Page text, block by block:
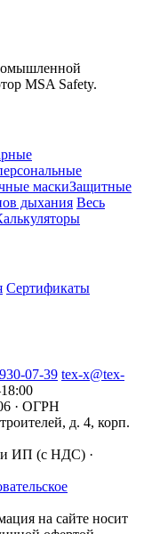
MSA Safety.
маскиЗащитные
дыхания Весь
Сертификаты
07-39 tex-x@tex-
· ОГРН
д. 4, корп.
и ИП (с НДС) ·
на сайте носит